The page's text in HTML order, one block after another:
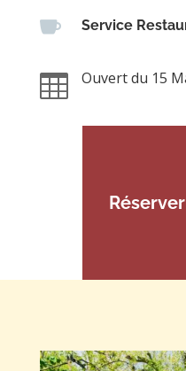
 Service
 Ouvert du 15